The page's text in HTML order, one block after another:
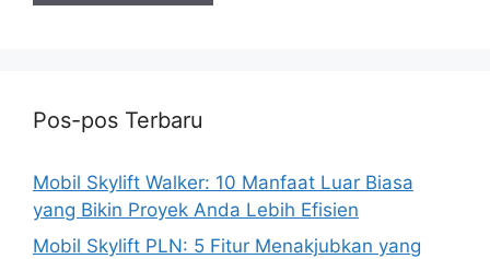
Pos-pos Terbaru
Mobil Skylift Walker: 10 Manfaat Luar Biasa
yang Bikin Proyek Anda Lebih Efisien
Mobil Skylift PLN: 5 Fitur Menakjubkan yang